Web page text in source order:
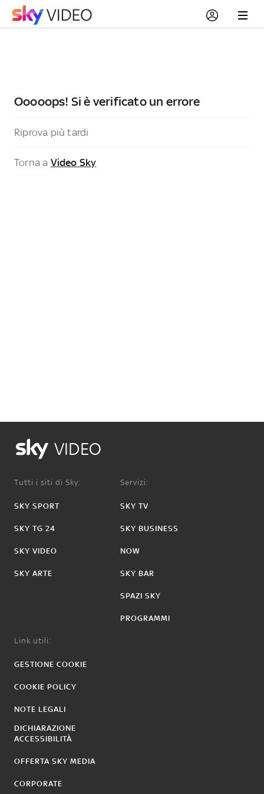
Ooooops! Si è verificato un errore
Riprova più tardi
Torna a Video Sky
VIDEO
Tutti i siti di Sky:
SKY SPORT
SKY TG 24
SKY VIDEO
SKY ARTE
Servizi:
SKY TV
SKY BUSINESS
NOW
SKY BAR
SPAZI SKY
PROGRAMMI
Link utili:
GESTIONE COOKIE
COOKIE POLICY
NOTE LEGALI
DICHIARAZIONE
ACCESSIBILITÀ
OFFERTA SKY MEDIA
CORPORATE